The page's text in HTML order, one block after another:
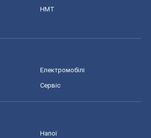
НМТ
Електромобілі
Сервіс
Напої